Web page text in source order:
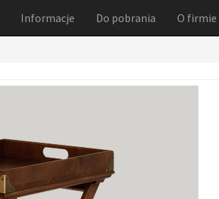
Informacje Do pobrania O firmie